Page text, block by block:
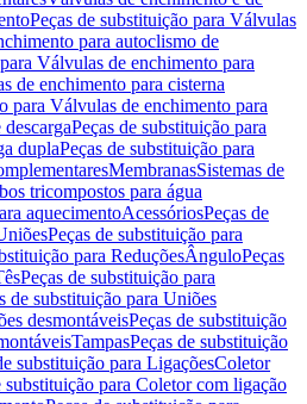
Peças de substituição para Válvulas
para autoclismo de
Válvulas de enchimento para
de enchimento para cisterna
para Válvulas de enchimento para
Peças de substituição para
duplaPeças de substituição para
MembranasSistemas de
tricompostos para água
aquecimentoAcessóriosPeças de
Peças de substituição para
para ReduçõesÂnguloPeças
Peças de substituição para
de substituição para Uniões
desmontáveisPeças de substituição
TampasPeças de substituição
substituição para LigaçõesColetor
substituição para Coletor com ligação